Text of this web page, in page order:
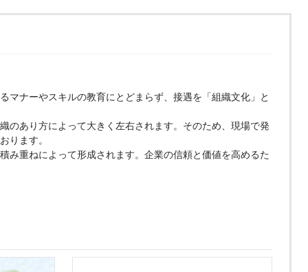
マナーやスキルの教育にとどまらず、接遇を「組織文化」と
のあり方によって大きく左右されます。そのため、現場で発
ります。
み重ねによって形成されます。企業の信頼と価値を高めるた